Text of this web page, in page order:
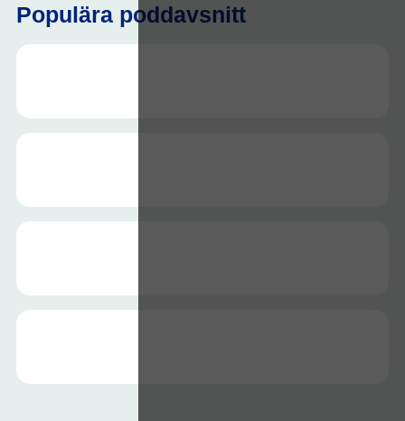
Populära poddavsnitt